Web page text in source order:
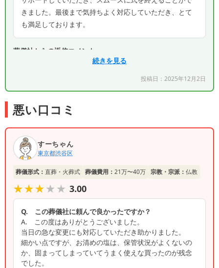
きました。最後まで気持ちよく対応していただき、とて
も満足しております。
葬儀社からの返信コメント
この度は、お忙しい中、心温まるご感想をお寄せい
ただき、誠にありがとうございます。 ご家族の皆
様が穏やかな気持ちで故人様をお見送りになれたと
のこと、私どもも安堵いたしました。また、「とて
も満足しております」とのお言葉をいただき、スタ
ッフ一同、大変感激しております。 私どもは、故
く過ごせるよう、細部にわたり心を込めてお手伝い
させていただくことを大切にしております。今回、
その想いがご家族様に届いたことを大変嬉しく思っ
ております。 今後とも、皆様のお心に寄り添った
対応を心がけてまいります。
続きを見る
投稿日： 2025年12月2日
悪い口コミ
すーちゃん
東京都渋谷区
葬儀形式： 直葬・火葬式 葬儀費用： 21万〜40万 宗教・宗派： 仏教
★★★★★
★★★★★ 3.00
Q. この葬儀社に頼んで良かったですか？
A. この度はありがとうございました。
当日の急な変更にも対応していただき助かりました。
細かい点ですが、お清めの塩は、保管状況がよくないの
か、固まってしまっていてうまく使えな買ったのが残念
でした。